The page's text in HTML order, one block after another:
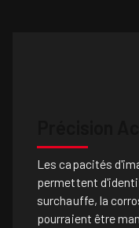
Les capacités
permettent
surchauffe, la
pourraient être